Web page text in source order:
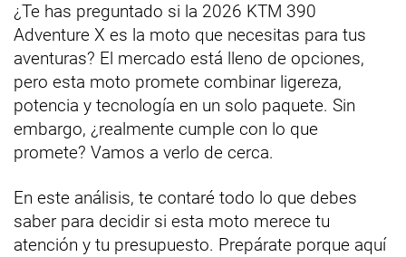
¿Te has preguntado si la 2026 KTM 390
Adventure X es la moto que necesitas para tus
aventuras? El mercado está lleno de opciones,
pero esta moto promete combinar ligereza,
potencia y tecnología en un solo paquete. Sin
embargo, ¿realmente cumple con lo que
promete? Vamos a verlo de cerca.
En este análisis, te contaré todo lo que debes
saber para decidir si esta moto merece tu
atención y tu presupuesto. Prepárate porque aquí